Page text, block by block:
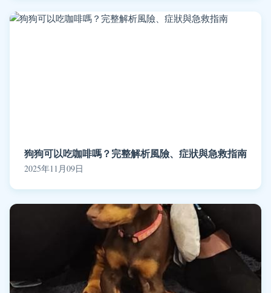
狗狗可以吃咖啡嗎？完整解析風險、症狀與急救指南
2025年11月09日